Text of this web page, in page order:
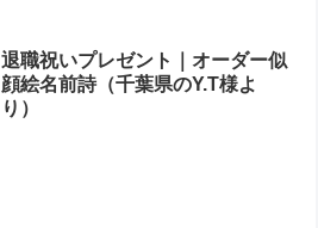
退職祝いプレゼント｜オーダー似
顔絵名前詩（千葉県のY.T様よ
り ）